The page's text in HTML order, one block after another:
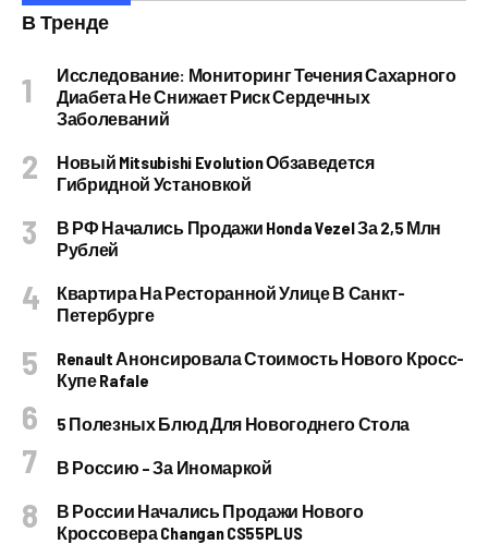
В Тренде
Исследование: Мониторинг Течения Сахарного
Диабета Не Снижает Риск Сердечных
Заболеваний
Новый Mitsubishi Evolution Обзаведется
Гибридной Установкой
В РФ Начались Продажи Honda Vezel За 2,5 Млн
Рублей
Квартира На Ресторанной Улице В Санкт-
Петербурге
Renault Анонсировала Стоимость Нового Кросс-
Купе Rafale
5 Полезных Блюд Для Новогоднего Стола
В Россию – За Иномаркой
В России Начались Продажи Нового
Кроссовера Changan CS55PLUS